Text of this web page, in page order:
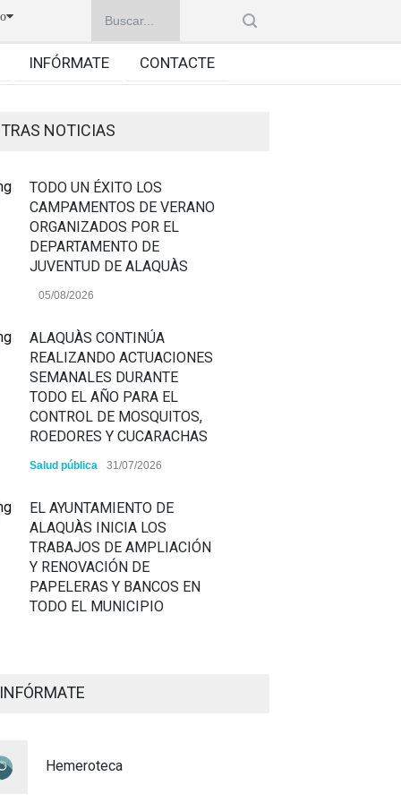
INFÓRMATE CONTACTE
NOTICIAS
TODO UN ÉXITO LOS
CAMPAMENTOS DE VERANO
ORGANIZADOS POR EL
DEPARTAMENTO DE
JUVENTUD DE ALAQUÀS
05/08/2026
ALAQUÀS CONTINÚA
REALIZANDO ACTUACIONES
SEMANALES DURANTE
TODO EL AÑO PARA EL
CONTROL DE MOSQUITOS,
ROEDORES Y CUCARACHAS
Salud pública 31/07/2026
EL AYUNTAMIENTO DE
ALAQUÀS INICIA LOS
TRABAJOS DE AMPLIACIÓN
Y RENOVACIÓN DE
PAPELERAS Y BANCOS EN
TODO EL MUNICIPIO
SEÑALIZACIÓN
Policía 29/07/2026
Hemeroteca